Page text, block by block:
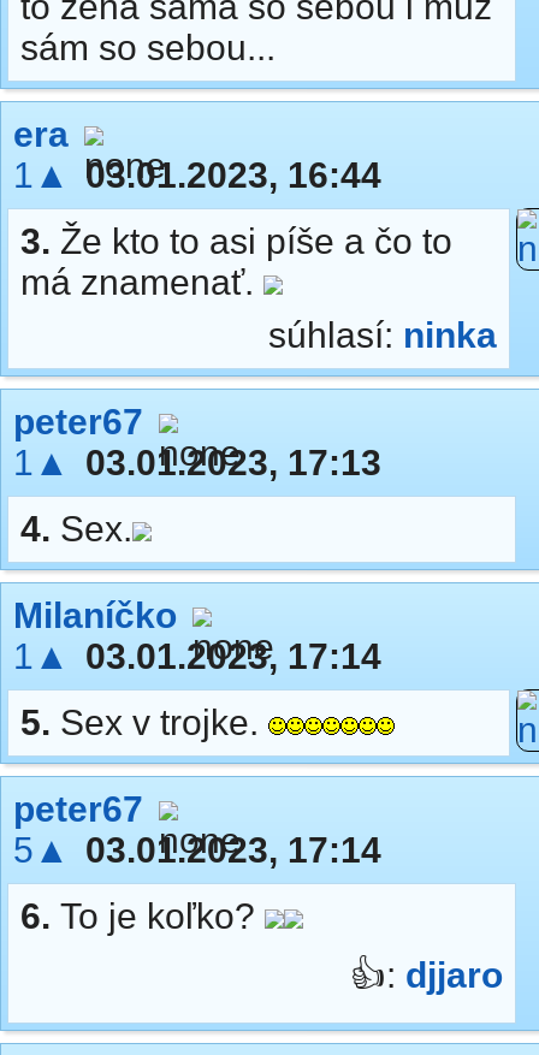
sám so sebou...
era
1▲
03.01.2023, 16:44
3. Že kto to asi píše a čo to
má znamenať.
súhlasí: ninka
peter67
1▲
03.01.2023, 17:13
4. Sex.
Milaníčko
1▲
03.01.2023, 17:14
5. Sex v trojke.
peter67
5▲
03.01.2023, 17:14
6. To je koľko?
👍: djjaro